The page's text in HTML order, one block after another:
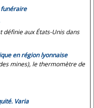
aux États-Unis dans
en région lyonnaise
mines), le thermomètre de
Varia